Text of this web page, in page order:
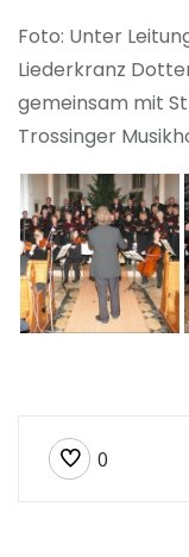
Foto: Unter
Liederkranz
gemeinsam mit
Trossinger
0